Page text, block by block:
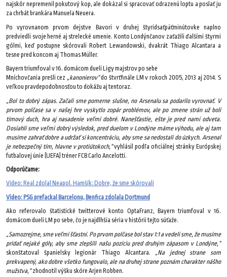
najskôr nepremenil pokutový kop, ale dokázal si spracovať odrazenú loptu a poslať ju
za chrbát brankára Manuela Neuera.
Po vyrovnanom prvom dejstve Bavori v druhej štyridsaťpäťminútovke naplno
predviedli svoje herné aj strelecké umenie. Konto Londýnčanov zaťažili ďalšími štyrmi
gólmi, keď postupne skórovali Robert Lewandowski, dvakrát Thiago Alcantara a
tesne pred koncom aj Thomas Müller.
Bayern triumfoval v 16. domácom dueli Ligy majstrov po sebe
Mníchovčania prešli cez „kanonierov“do štvrťfinále LM v rokoch 2005, 2013 aj 2014. S
veľkou pravdepodobnosťou to dokážu aj tentoraz.
„Bol to dobrý zápas. Začali sme pomerne slušne, no Arsenalu sa podarilo vyrovnať. V
prvom polčase sa v našej hre vyskytlo zopár problémov, ale po zmene strán už boli
tímový duch, hra aj nasadenie veľmi dobré. Nanešťastie, ešte je pred nami odveta.
Dosiahli sme veľmi dobrý výsledok, pred duelom v Londýne máme výhodu, ale aj tam
musíme zahrať dobre a udržať si koncentráciu, aby sme sa nedostali do úzkych. Arsenal
je nebezpečný tím, hlavne v protiútokoch,“vyhlásil podľa oficiálnej stránky Európskej
futbalovej únie (UEFA) tréner FCB Carlo Ancelotti.
Odporúčame:
Video: Real zdolal Neapol. Hamšík: Dobre, že sme skórovali
Video: PSG prefackal Barcelonu, Benfica zdolala Dortmund
Ako referovalo štatistické twitterové konto OptaFranz, Bayern triumfoval v 16.
domácom dueli LM po sebe, čo je najdlhšia séria v histórii tejto súťaže.
„Samozrejme, sme veľmi šťastní. Po prvom polčase bol stav 1:1 a vedeli sme, že musíme
pridať nejaké góly, aby sme zlepšili našu pozíciu pred druhým zápasom v Londýne,“
skonštatoval španielsky legionár Thiago Alcantara. „Na jednej strane som
prekvapený, ako dobre všetko fungovalo, ale na druhej strane poznám charakter nášho
mužstva,“zhodnotil výšku skóre Arjen Robben.